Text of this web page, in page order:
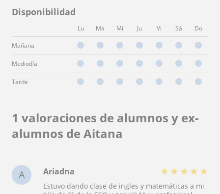
Disponibilidad
Lu Ma Mi Ju Vi Sá Do
Mañana
Mediodía
Tarde
1 valoraciones de alumnos y ex-
alumnos de Aitana
A Ariadna ★ ★ ★ ★ ★
Estuvo dando clase de ingles y matemáticas a mi